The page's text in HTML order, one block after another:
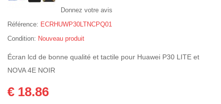
Donnez votre avis
Référence: ECRHUWP30LTNCPQ01
Condition: Nouveau produit
Écran lcd de bonne qualité et tactile pour Huawei P30 LITE et
NOVA 4E NOIR
€ 18.86